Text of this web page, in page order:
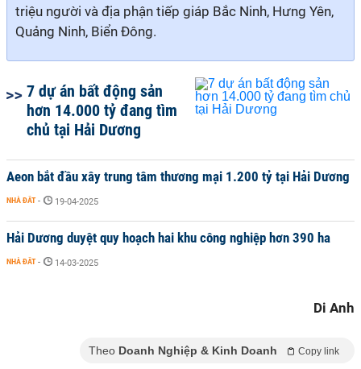
triệu người và địa phận tiếp giáp Bắc Ninh, Hưng Yên,
Quảng Ninh, Biển Đông.
7 dự án bất động sản
hơn 14.000 tỷ đang tìm
chủ tại Hải Dương
Aeon bắt đầu xây trung tâm thương mại 1.200 tỷ tại Hải Dương
NHÀ ĐẤT - 19-04-2025
Hải Dương duyệt quy hoạch hai khu công nghiệp hơn 390 ha
NHÀ ĐẤT - 14-03-2025
Di Anh
Theo Doanh Nghiệp & Kinh Doanh Copy link